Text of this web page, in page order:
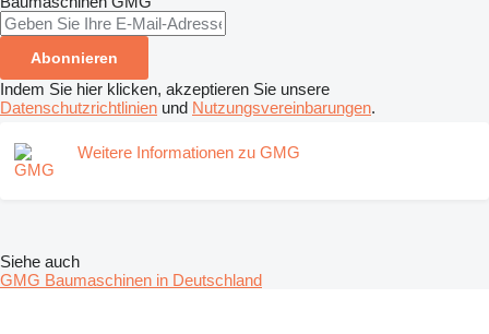
Abonnieren
Indem Sie hier klicken, akzeptieren Sie unsere
Datenschutzrichtlinien und Nutzungsvereinbarungen.
Weitere Informationen zu GMG
Siehe auch
GMG Baumaschinen in Deutschland